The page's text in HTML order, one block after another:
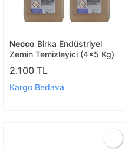
Necco Birka Endüstriyel
Zemin Temizleyici (4x5 Kg)
2.100 TL
Kargo Bedava